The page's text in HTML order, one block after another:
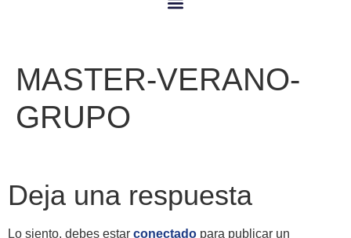
MASTER-VERANO-
GRUPO
Deja una respuesta
Lo siento, debes estar conectado para publicar un